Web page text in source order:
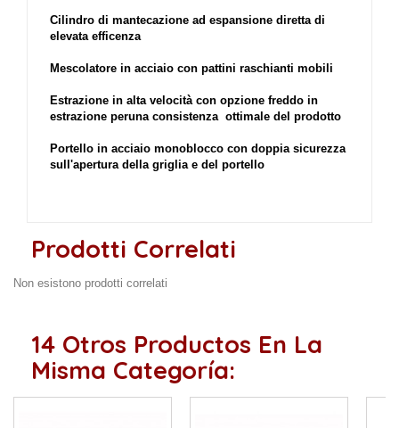
Cilindro di mantecazione ad espansione diretta di
elevata efficenza
Mescolatore in acciaio con pattini raschianti mobili
Estrazione in alta velocità con opzione freddo in
estrazione peruna consistenza ottimale del prodotto
Portello in acciaio monoblocco con doppia sicurezza
sull'apertura della griglia e del portello
Prodotti Correlati
Non esistono prodotti correlati
14 Otros Productos En La
Misma Categoría: